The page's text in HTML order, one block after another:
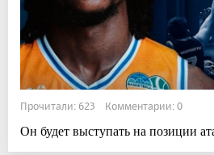
Прочитали: 623 Комментарии: 0
Он будет выступать на позиции